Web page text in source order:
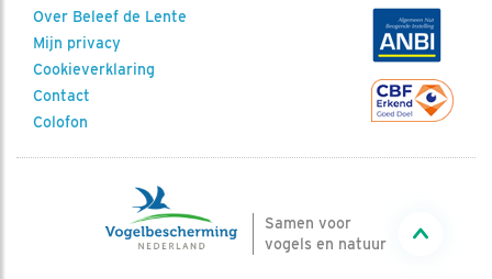
Over Beleef de Lente
Mijn privacy
Cookieverklaring
Contact
Colofon
Samen voor
vogels en natuur